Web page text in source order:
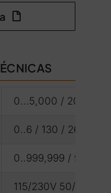
0...5,000 / 20,00 /
0..6 / 130 / 260 V
0..999,999 /
115/230V 50/60